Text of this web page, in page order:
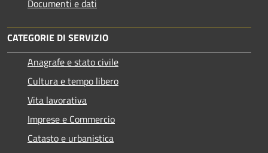
Documenti e dati
CATEGORIE DI SERVIZIO
Anagrafe e stato civile
Cultura e tempo libero
Vita lavorativa
Imprese e Commercio
Catasto e urbanistica